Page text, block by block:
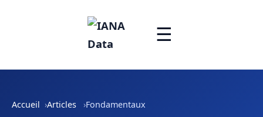
☰
Accueil Articles Fondamentaux